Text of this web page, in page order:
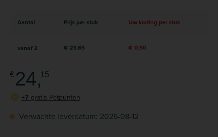
Verwachte leverdatum: 2026-08-12
Aantal Prijs per stuk Uw korting per stuk
vanaf 2 € 23,65 € 0,50
€ 24,15
P +7 gratis Petpunten